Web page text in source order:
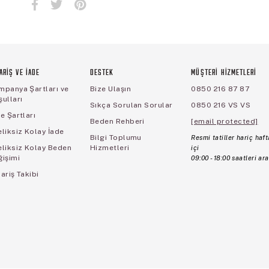
VE İADE
Şartları ve
Şartları
Kolay İade
Kolay Beden
Takibi
DESTEK
Bize Ulaşın
Sıkça Sorulan Sorular
Beden Rehberi
Bilgi Toplumu
Hizmetleri
MÜŞTERİ HİZMETLERİ
0850 216 87 87
0850 216 VS VS
[email protected]
Resmi tatiller hariç
içi
09:00 - 18:00 saatleri